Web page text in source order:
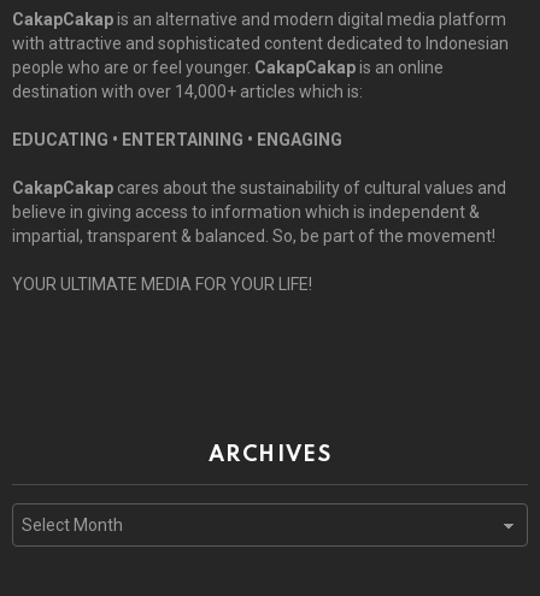
CakapCakapis an alternative and modern digital media platform
with attractive and sophisticated content dedicated to Indonesian
people who are or feel younger. CakapCakapis an online
destination with over 14,000+ articles which is:
EDUCATING • ENTERTAINING • ENGAGING
CakapCakap cares about the sustainability of cultural values and
believe in giving access to information which is independent &
impartial, transparent & balanced. So, be part of the movement!
YOUR ULTIMATE MEDIA FOR YOUR LIFE!
ARCHIVES
Archives